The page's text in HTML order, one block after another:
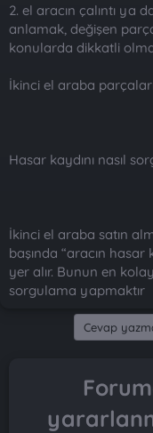
2. el aracın çalıntı ya
anlamak, değişen
konularda dikkatli
İkinci el araba
Hasar kaydını nasıl
İkinci el araba satın
başında “aracın hasar
yer alır. Bunun en
sorgulama yapmaktır
Cevap